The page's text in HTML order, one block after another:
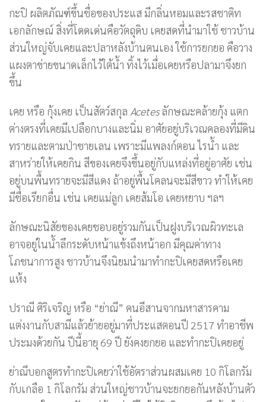
กะปิ ผลิตภัณฑ์ขึ้นชื่อของประแส มีกลิ่นหอมและรสชาติท
เอกลักษณ์ สิ่งที่โดดเด่นคือวัตถุดิบ เคยสดที่นำมาใช้ ชาวบ้าน
ส่วนใหญ่จับเคยและปลาหลังบ้านตนเอง ใช้การยกยอ คือวาง
แผงตาข่ายขนาดเล็กไว้ใต้น้ำ ทิ้งไว้เมื่อเคยหรือปลามาจึงยก
ขึ้น
เคย หรือ กุ้งเคย เป็นสัตว์สกุล Acetesลักษณะคล้ายกุ้ง แตก
ต่างตรงที่เคยมีเปลือกบางและนิ่ม อาศัยอยู่บริเวณคลองที่มีดิน
ทรายและตามป่าชายเลน เพราะมีแพลงก์ตอน ไรน้ำ และ
สาหร่ายให้เคยกิน สีของเคยจึงขึ้นอยู่กับแหล่งที่อยู่อาศัย เช่น
อยู่บนพื้นทรายจะมีสีแดง ถ้าอยู่พื้นโคลนจะมีสีขาว ทำให้เคย
มีชื่อเรียกอื่น เช่น เคยแม่ลูก เคยส้มโอ เคยหยาบ ฯลฯ
ลักษณะนิสัยของเคยชอบอยู่รวมกันเป็นฝูงบริเวณผิวทะเล
อาจอยู่ในน้ำลึกระดับหน้าแข้งถึงหน้าอก มีคุณค่าทาง
โภชนาการสูง ชาวบ้านจึงนิยมนำมาทำกะปิเคยสดหรือเคย
แห้ง
ปราณี ศิริเจริญ หรือ “ย่าณี” คนอีสานจากมหาสารคาม
แต่งงานกับสามีแล้วย้ายอยู่มาที่ประแสตอนปี 2517 ทำอาชีพ
ประมงด้วยกัน ปีนี้อายุ 69 ปี ยังคงยกยอ และทำกะปิเคยอยู่
ย่าณีบอกสูตรทำกะปิเคยว่าใช้อัตราส่วนผสมเคย 10 กิโลกรัม
กับเกลือ 1 กิโลกรัม ส่วนใหญ่ชาวบ้านจะยกยอกันหลังบ้านตัว